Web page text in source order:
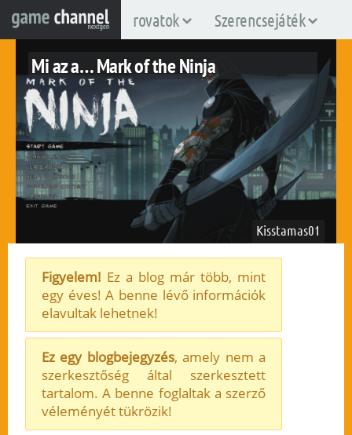
rovatok Szerencsejáték
Mi az a… Mark of the Ninja
Kisstamas01
Figyelem! Ez a blog már több, mint
egy éves! A benne lévő információk
elavultak lehetnek!
Ez egy blogbejegyzés, amely nem a
szerkesztőség által szerkesztett
tartalom. A benne foglaltak a szerző
véleményét tükrözik!